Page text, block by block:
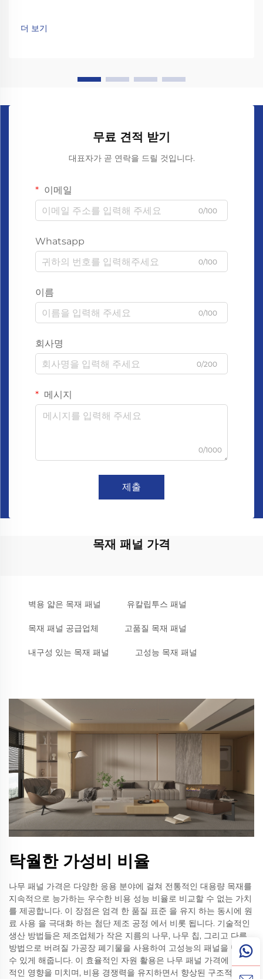
더 보기
무료 견적 받기
대표자가 곧 연락을 드릴 것입니다.
이메일
0/100
Whatsapp
0/100
이름
0/100
회사명
0/200
메시지
0/1000
제출
목재 패널 가격
벽용 얇은 목재 패널 유칼립투스 패널
목재 패널 공급업체 고품질 목재 패널
내구성 있는 목재 패널 고성능 목재 패널
탁월한 가성비 비율
나무 패널 가격은 다양한 응용 분야에 걸쳐 전통적인 대용량 목재를
지속적으로 능가하는 우수한 비용 성능 비율로 비교할 수 없는 가치
를 제공합니다. 이 장점은 엄격 한 품질 표준 을 유지 하는 동시에 원
료 사용 을 극대화 하는 첨단 제조 공정 에서 비롯 됩니다. 기술적인
생산 방법들은 제조업체가 작은 지름의 나무, 나무 칩, 그리고 다른
방법으로 버려질 가공장 폐기물을 사용하여 고성능의 패널을 만들
수 있게 해줍니다. 이 효율적인 자원 활용은 나무 패널 가격에 직접
적인 영향을 미치며, 비용 경쟁력을 유지하면서 향상된 구조적 특성